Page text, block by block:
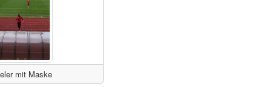
mit Maske